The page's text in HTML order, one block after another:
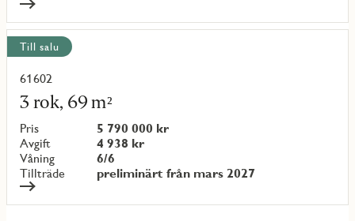
Till salu
61602
3 rok, 69 m²
Pris
5 790 000 kr
Avgift
4 938 kr
Våning
6/6
Tillträde
preliminärt från mars 2027
Läs
mer
om
objekt
{objectNumber}